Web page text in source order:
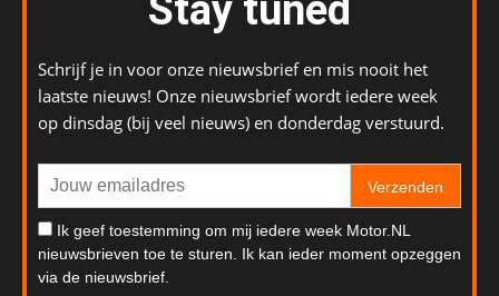
Stay tuned
Schrijf je in voor onze nieuwsbrief en mis nooit het
laatste nieuws! Onze nieuwsbrief wordt iedere week
op dinsdag (bij veel nieuws) en donderdag verstuurd.
Verzenden
Ik geef toestemming om mij iedere week Motor.NL
nieuwsbrieven toe te sturen. Ik kan ieder moment opzeggen
via de nieuwsbrief.